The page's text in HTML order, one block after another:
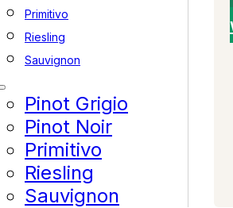
Primitivo
Riesling
Sauvignon
Pinot Grigio
Pinot Noir
Primitivo
Riesling
Sauvignon